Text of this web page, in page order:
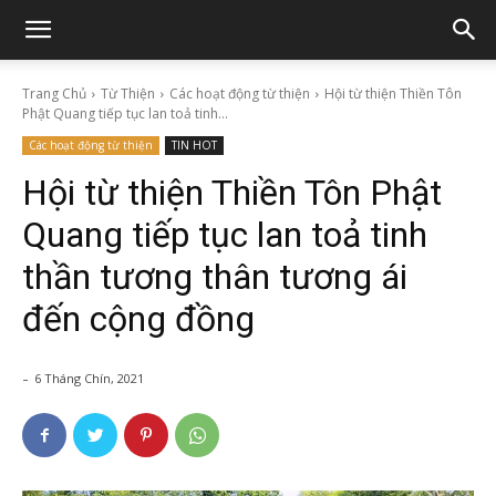
Trang Chủ Từ Thiện Các hoạt động từ thiện
Hội từ thiện Thiền Tôn
Phật Quang tiếp tục lan toả tinh...
Các hoạt động từ thiện TIN HOT
Hội từ thiện Thiền Tôn Phật
Quang tiếp tục lan toả tinh
thần tương thân tương ái
đến cộng đồng
- 6 Tháng Chín, 2021